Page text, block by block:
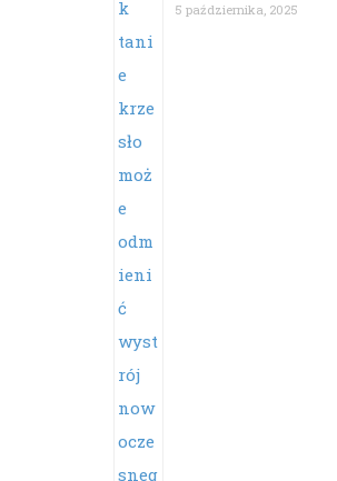
5 października, 2025